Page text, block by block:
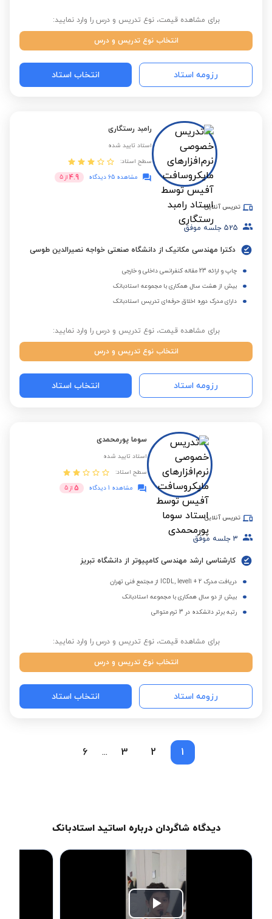
برای مشاهده قیمت، نوع تدریس و درس را وارد نمایید:
انتخاب نوع تدریس و درس
رزومه استاد انتخاب استاد
رامبد رستگاری
استاد تایید شده
سطح استاد:
مشاهده 65 دیدگاه
4.9 از 5
تدریس آنلاین
525 جلسه موفق
دکترا مهندسی مکانیک از دانشگاه صنعتی خواجه نصیرالدین طوسی
چاپ و ارائه 23 مقاله کنفرانسی داخلی و خارجی
بیش از هشت سال همکاری با مجموعه استادبانک
دارای مدرک دوره اخلاق حرفه‌ای تدریس استادبانک
برای مشاهده قیمت، نوع تدریس و درس را وارد نمایید:
انتخاب نوع تدریس و درس
رزومه استاد انتخاب استاد
سوما پورمحمدی
استاد تایید شده
سطح استاد:
مشاهده 1 دیدگاه
5 از 5
تدریس آنلاین
3 جلسه موفق
کارشناسی ارشد مهندسی کامپیوتر از دانشگاه تبریز
دریافت مدرک ICDL, level1 + 2 از مجتمع فنی تهران
بیش از دو سال همکاری با مجموعه استادبانک
رتبه برتر دانشکده در 3 ترم متوالی
برای مشاهده قیمت، نوع تدریس و درس را وارد نمایید:
انتخاب نوع تدریس و درس
رزومه استاد انتخاب استاد
1
2
3
...
6
دیدگاه شاگردان درباره اساتید استادبانک